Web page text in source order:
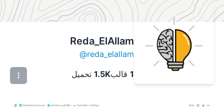
Reda_ElAllam
reda_elallam
@
1 قالب1.5K تحميل